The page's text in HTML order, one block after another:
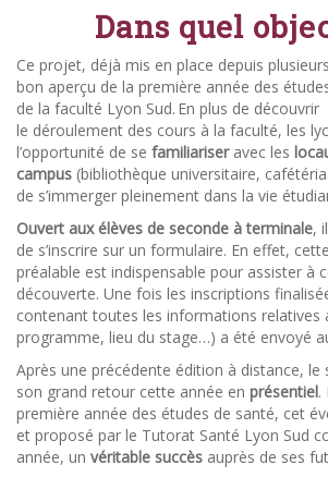
Dans quel
Ce projet, déjà mis en place depuis
bon aperçu de la première année des
de la faculté Lyon Sud. En plus de découvrir
le déroulement des cours à la faculté, les
l’opportunité de se familiariseravec les
campus (bibliothèque universitaire,
de s’immerger pleinement dans la vie
Ouvert aux élèves de seconde à terminale,
de s’inscrire sur un formulaire. En effet,
préalable est indispensable pour assister à
découverte. Une fois les inscriptions
contenant toutes les informations relatives
programme, lieu du stage…) a été envoyé
Après une précédente édition à distance, le
son grand retour cette année en présentiel.
première année des études de santé, cet
et proposé par le Tutorat Santé Lyon Sud
année, un véritable succès auprès de ses